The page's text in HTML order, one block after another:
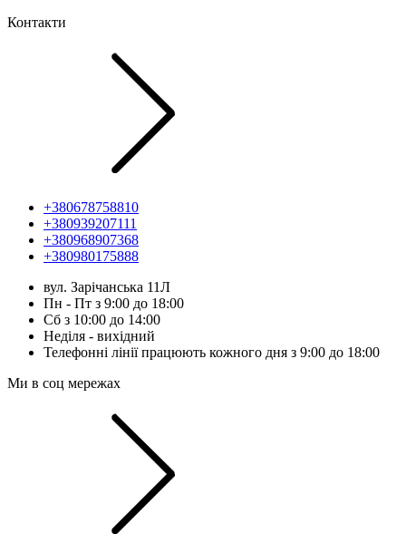
Контакти
+380678758810
+380939207111
+380968907368
+380980175888
вул. Зарічанська 11Л
Пн - Пт з 9:00 до 18:00
Сб з 10:00 до 14:00
Неділя - вихідний
Телефонні лінії працюють кожного дня з 9:00 до 18:00
Ми в соц мережах